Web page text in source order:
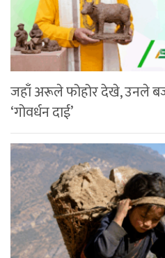
जहाँ अरूले फोहोर देखे, उनले
‘गोवर्धन दाई’